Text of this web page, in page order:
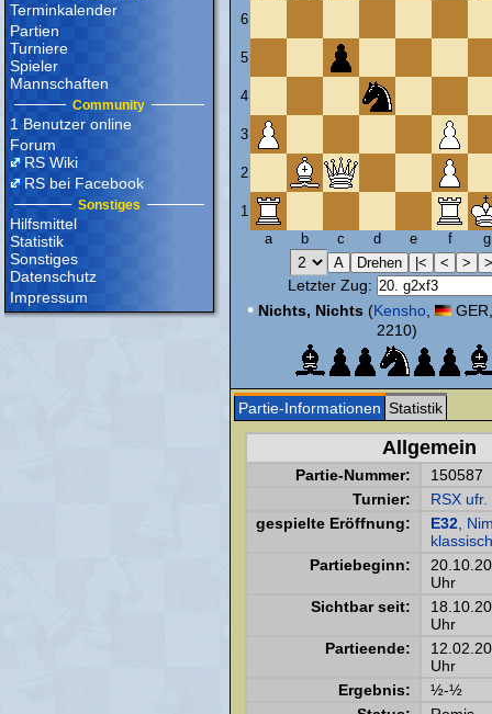
Terminkalender
Partien
Turniere
Spieler
Mannschaften
Community
1 Benutzer online
Forum
RS Wiki
RS bei Facebook
Sonstiges
Hilfsmittel
Statistik
Sonstiges
Datenschutz
Impressum
6
5
4
3
2
1
a
b c d e f g
Letzter Zug:
• Nichts, Nichts (Kensho
2210)
Partie-Informationen Statistik
Allgemein
Partie-Nummer:
150587
Turnier:
RSX
gespielte Eröffnung:
E32 ,
Partiebeginn:
Uhr
Sichtbar seit:
Uhr
Partieende:
Uhr
Ergebnis:
½-½